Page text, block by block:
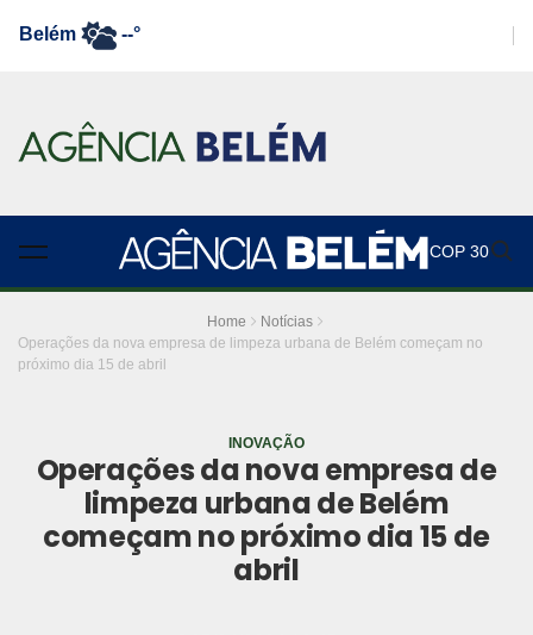
Belém --°
COP 30
Home
Notícias
Operações da nova empresa de limpeza urbana de Belém começam no
próximo dia 15 de abril
INOVAÇÃO
Operações da nova empresa de
limpeza urbana de Belém
começam no próximo dia 15 de
abril